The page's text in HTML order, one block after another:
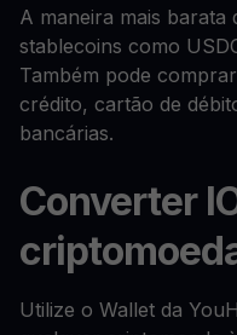
A maneira mais barata
stablecoins como
Também pode comprar
crédito, cartão de
bancárias.
Converter
Utilize o Wallet da